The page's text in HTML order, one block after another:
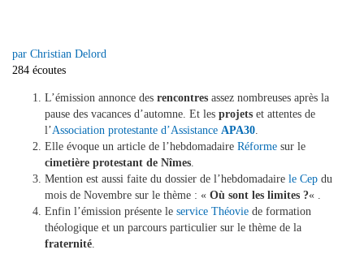
par Christian Delord
284 écoutes
L’émission annonce des rencontres assez nombreuses après la
pause des vacances d’automne. Et les projets et attentes de
l’Association protestante d’Assistance APA30.
Elle évoque un article de l’hebdomadaire Réforme sur le
cimetière protestant de Nîmes.
Mention est aussi faite du dossier de l’hebdomadaire le Cep du
mois de Novembre sur le thème : « Où sont les limites ?« .
Enfin l’émission présente le service Théovie de formation
théologique et un parcours particulier sur le thème de la
fraternité.